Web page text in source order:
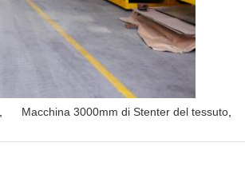
Macchina 3000mm di Stenter del tessuto